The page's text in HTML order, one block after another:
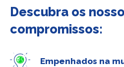
Descubra os
compromissos:
Empenhados na